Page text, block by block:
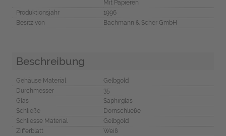
Mit Papieren
Produktionsjahr
1996
Besitz von
Bachmann & Scher GmbH
Beschreibung
Gehäuse Material
Gelbgold
Durchmesser
35
Glas
Saphirglas
Schließe
Dornschließe
Schliesse Material
Gelbgold
Zifferblatt
Weiß